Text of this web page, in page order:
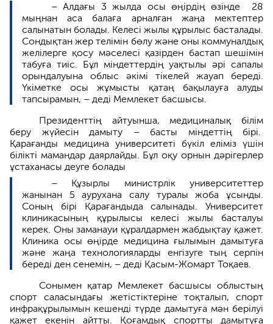
– Алдағы 3 жылда осы өңірдің өзінде 28
мыңнан аса балаға арналған жаңа мектептер
салынатын болады. Келесі жылы құрылыс басталады.
Сондықтан жер телімін бөлу және оны коммуналдық
желілерге қосу мәселесі қазірден бастап шешімін
табуға тиіс. Бұл міндеттердің уақтылы әрі сапалы
орындалуына облыс әкімі тікелей жауап береді.
Үкіметке осы жұмысты қатаң бақылауға алуды
тапсырамын, – деді Мемлекет басшысы.
Президенттің айтуынша, медициналық білім
беру жүйесін дамыту – басты міндеттің бірі.
Қарағанды медицина университеті бүкіл еліміз үшін
білікті мамандар даярлайды. Бұл оқу орнын дәрігерлер
ұстаханасы деуге болады
– Құзырлы министрлік университеттер
жанынан 5 аурухана салу туралы жоба ұсынды.
Соның бірі Қарағандыда салынады. Университет
клиникасының құрылысы келесі жылы басталуы
керек. Оны заманауи құралдармен жабдықтау қажет.
Клиника осы өңірде медицина ғылымын дамытуға
және жаңа технологияларды енгізуге тың серпін
береді ден сенемін, – деді Қасым-Жомарт Тоқаев.
Сонымен қатар Мемлекет басшысы облыстың
спорт саласындағы жетістіктеріне тоқталып, спорт
инфрақұрылымын кешенді түрде дамытуға мән берілуі
қажет екенін айтты. Қоғамдық спортты дамытуға